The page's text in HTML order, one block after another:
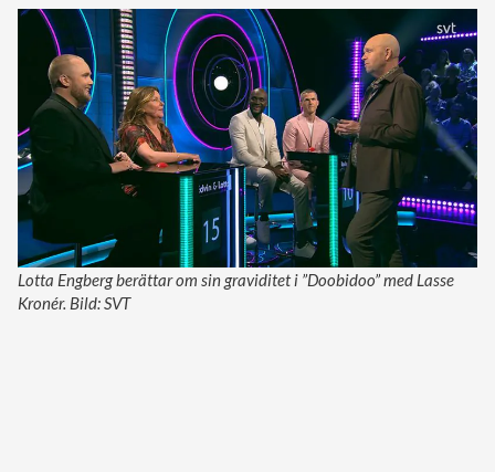
Lotta Engberg berättar om sin graviditet i ”Doobidoo” med Lasse
Kronér. Bild: SVT